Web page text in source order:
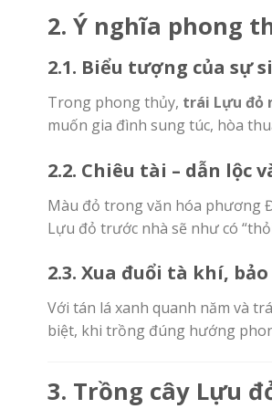
2. Ý nghĩa phong
2.1. Biểu tượng của sự
Trong phong thủy, trái Lựu đỏ
muốn gia đình sung túc, hòa
2.2. Chiêu tài – dẫn lộc
Màu đỏ trong văn hóa phương
Lựu đỏ trước nhà sẽ như có
2.3. Xua đuổi tà khí,
Với tán lá xanh quanh năm và
biệt, khi trồng đúng hướng
3. Trồng cây Lựu